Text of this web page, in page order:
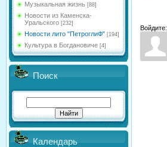
Музыкальная жизнь [88]
Новости из Каменска-
Уральского [232]
Новости лито "ПетроглиФ" [194]
Культура в Богдановиче [4]
Поиск
Календарь
Войдите: